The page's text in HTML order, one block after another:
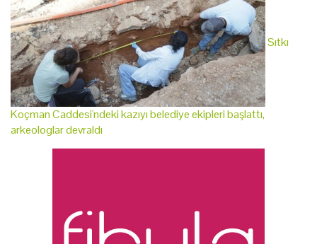
Sıtkı
Koçman Caddesi'ndeki kazıyı belediye ekipleri başlattı,
arkeologlar devraldı